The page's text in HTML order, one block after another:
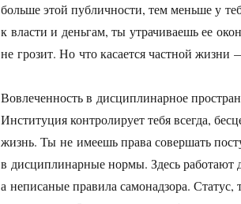
больше этой публичности, тем меньше у
к власти и деньгам, ты утрачиваешь ее
не грозит. Но что касается частной жизни
Вовлеченность в дисциплинарное
Институция контролирует тебя всегда,
жизнь. Ты не имеешь права совершать
в дисциплинарные нормы. Здесь работают
а неписаные правила самонадзора.